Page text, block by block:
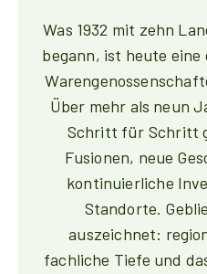
Was 1932 mit zehn
begann, ist heute
Über mehr als neun
Schritt für Schritt
Fusionen, neue
kontinuierliche
Standorte.
auszeichnet:
fachliche Tiefe und